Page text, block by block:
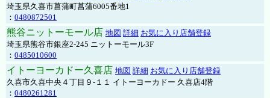
埼玉県久喜市菖蒲町菖蒲6005番地1
： 0480872501
熊谷ニットーモール店 地図 詳細 お気に入り店舗登録
埼玉県熊谷市銀座2-245 ニットーモール3F
： 0485010600
イトーヨーカドー久喜店 地図 詳細 お気に入り店舗登録
久喜市久喜中央４丁目９-１１ イトーヨーカドー 久喜店4階
： 0480261281